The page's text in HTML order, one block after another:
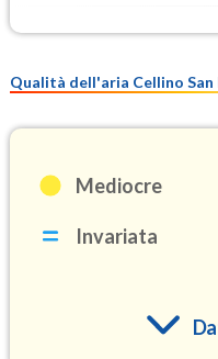
Qualità dell'aria Cellino San
Mediocre
Invariata